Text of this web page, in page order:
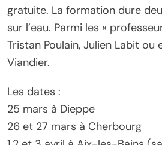
gratuite. La formation dure
sur l’eau. Parmi les «
Tristan Poulain, Julien Labit ou
Viandier.
Les dates :
25 mars à Dieppe
26 et 27 mars à Cherbourg